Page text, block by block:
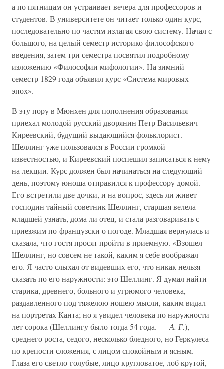
а по пятницам он устраивает вечера для профессоров и
студентов. В университете он читает только один курс,
последовательно по частям излагая свою систему. Начал с
большого, на целый семестр историко-философского
введения, затем три семестра посвятил подробному
изложению «Философии мифологии». На зимний
семестр 1829 года объявил курс «Система мировых
эпох».
В эту пору в Мюнхен для пополнения образования
приехал молодой русский дворянин Петр Васильевич
Киреевский, будущий выдающийся фольклорист.
Шеллинг уже пользовался в России громкой
известностью, и Киреевский поспешил записаться к нему
на лекции. Курс должен был начинаться на следующий
день, поэтому юноша отправился к профессору домой.
Его встретили две дочки, и на вопрос, здесь ли живет
господин тайный советник Шеллинг, старшая велела
младшей узнать, дома ли отец, и стала разговаривать с
приезжим по-французски о погоде. Младшая вернулась и
сказала, что гостя просят пройти в приемную. «Взошел
Шеллинг, но совсем не такой, каким я себе воображал
его. Я часто слыхал от видевших его, что никак нельзя
сказать по его наружности: это Шеллинг. Я думал найти
старика, древнего, больного и угрюмого человека,
раздавленного под тяжелою ношею мысли, каким видал
на портретах Канта; но я увидел человека по наружности
лет сорока (Шеллингу было тогда 54 года. —А. Г.),
среднего роста, седого, несколько бледного, но Геркулеса
по крепости сложения, с лицом спокойным и ясным.
Глаза его светло-голубые, лицо кругловатое, лоб крутой,